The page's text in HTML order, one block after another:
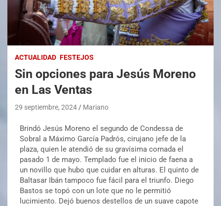
ACTUALIDAD FESTEJOS
Sin opciones para Jesús Moreno
en Las Ventas
29 septiembre, 2024 Mariano
Brindó Jesús Moreno el segundo de Condessa de
Sobral a Máximo García Padrós, cirujano jefe de la
plaza, quien le atendió de su gravísima cornada el
pasado 1 de mayo. Templado fue el inicio de faena a
un novillo que hubo que cuidar en alturas. El quinto de
Baltasar Ibán tampoco fue fácil para el triunfo. Diego
Bastos se topó con un lote que no le permitió
lucimiento. Dejó buenos destellos de un suave capote